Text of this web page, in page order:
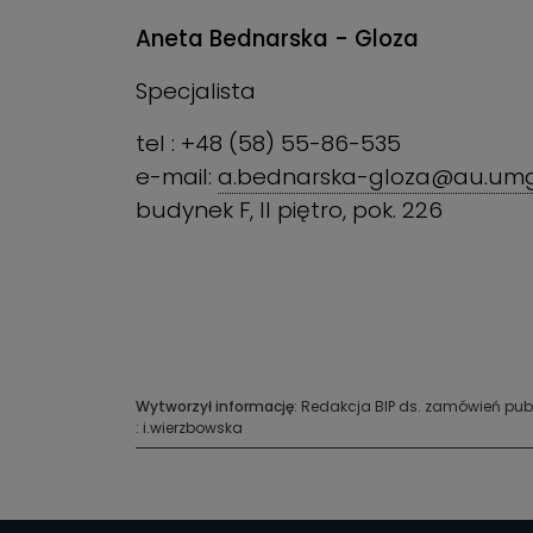
Aneta Bednarska - Gloza
Specjalista
tel : +48 (58) 55-86-535
e-mail: a.bednarska-
budynek F, II piętro, pok. 226
Wytworzył informację: Redakcja BIP ds. zamówień
: i.wierzbowska